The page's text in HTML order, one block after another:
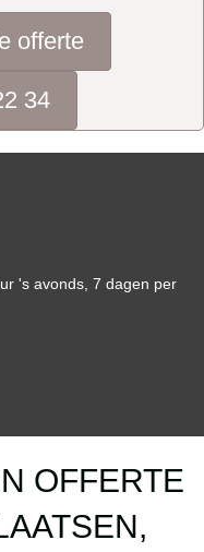
offerte
34
's avonds, 7 dagen per
OFFERTE